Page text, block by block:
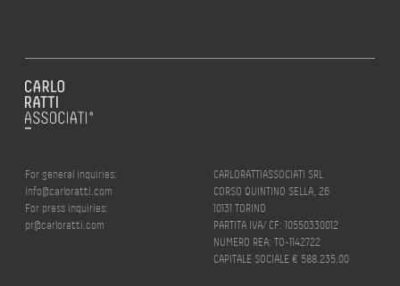
For general inquiries:
info@carloratti.com
For press inquiries:
pr@carloratti.com
CARLORATTIASSOCIATI SRL
CORSO QUINTINO SELLA, 26
10131 TORINO
PARTITA IVA/ CF: 10550330012
NUMERO REA: TO-1142722
CAPITALE SOCIALE € 588.235,00